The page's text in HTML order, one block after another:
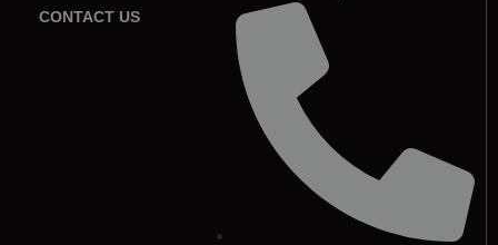
CONTACT US